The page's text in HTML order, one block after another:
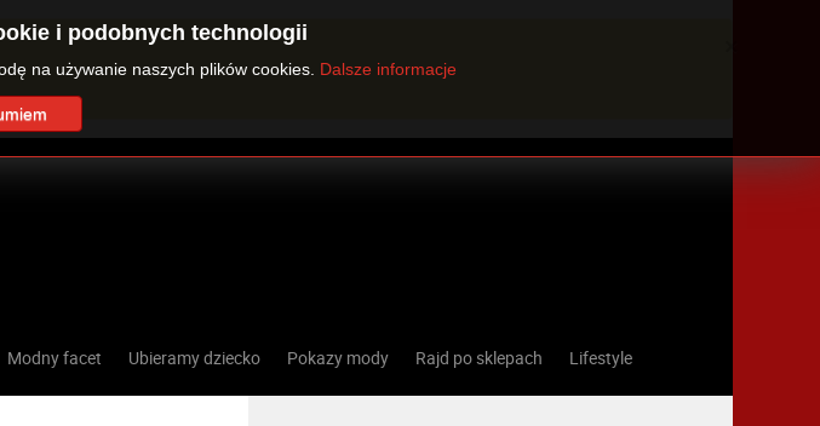
Modny facet Ubieramy dziecko Pokazy mody Rajd po sklepach Lifestyle
i podobnych technologii
na używanie naszych plików cookies. Dalsze informacje